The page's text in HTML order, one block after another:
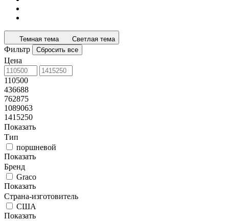
Темная тема Светлая тема
Фильтр Сбросить все
Цена
110500
436688
762875
1089063
1415250
Показать
Тип
поршневой
Показать
Бренд
Graco
Показать
Страна-изготовитель
США
Показать